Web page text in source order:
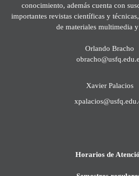
conocimiento, además cuenta con
importantes revistas científicas y
de materiales multimedia y
Orlando Bracho
Xavier Palacios
Horarios de